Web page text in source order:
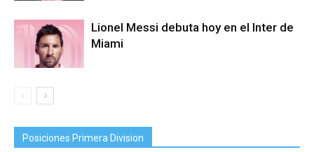
Lionel Messi debuta hoy en el Inter de
Miami
Posiciones Primera Division